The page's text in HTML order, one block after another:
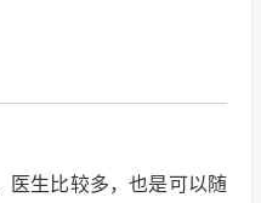
医生比较多，也是可以随